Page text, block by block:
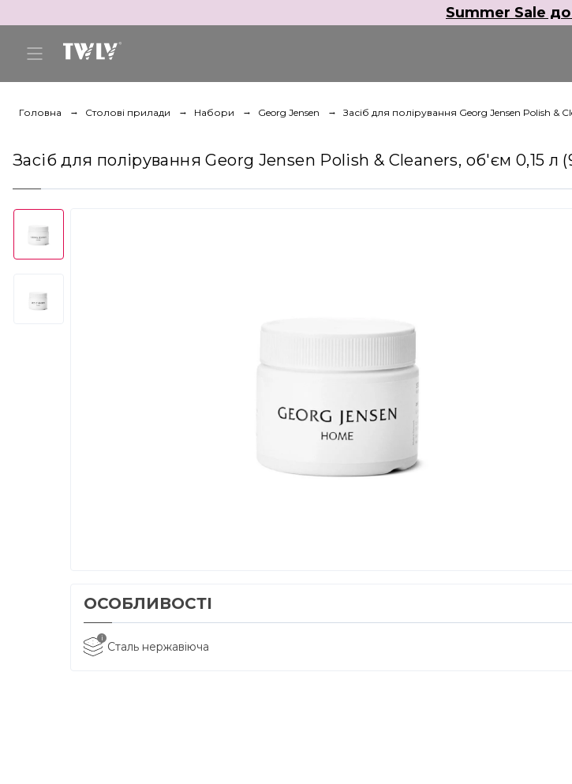
Summer Sale до
Головна Столові прилади Набори Georg Jensen Засіб для полірування Georg Jensen Polish &
Засіб для полірування Georg Jensen Polish & Cleaners, об'єм 0,15 л
ОСОБЛИВОСТІ
i
Сталь нержавіюча